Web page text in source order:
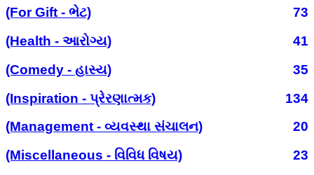
(For Gift - ભેટ)
73
(Health - આરોગ્ય)
41
(Comedy - હાસ્ય)
35
(Inspiration - પ્રેરણાત્મક)
134
(Management - વ્યવસ્થા સંચાલન)
20
(Miscellaneous - વિવિધ વિષય)
23